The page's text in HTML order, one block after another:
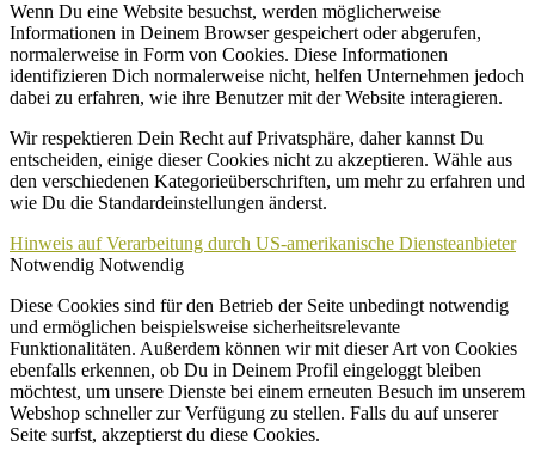
Wenn Du eine Website besuchst, werden möglicherweise
Informationen in Deinem Browser gespeichert oder abgerufen,
normalerweise in Form von Cookies. Diese Informationen
identifizieren Dich normalerweise nicht, helfen Unternehmen jedoch
dabei zu erfahren, wie ihre Benutzer mit der Website interagieren.
Wir respektieren Dein Recht auf Privatsphäre, daher kannst Du
entscheiden, einige dieser Cookies nicht zu akzeptieren. Wähle aus
den verschiedenen Kategorieüberschriften, um mehr zu erfahren und
wie Du die Standardeinstellungen änderst.
Hinweis auf Verarbeitung durch US-amerikanische Diensteanbieter
Notwendig Notwendig
Diese Cookies sind für den Betrieb der Seite unbedingt notwendig
und ermöglichen beispielsweise sicherheitsrelevante
Funktionalitäten. Außerdem können wir mit dieser Art von Cookies
ebenfalls erkennen, ob Du in Deinem Profil eingeloggt bleiben
möchtest, um unsere Dienste bei einem erneuten Besuch im unserem
Webshop schneller zur Verfügung zu stellen. Falls du auf unserer
Seite surfst, akzeptierst du diese Cookies.